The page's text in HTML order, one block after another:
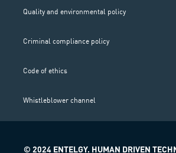
Quality and environmental policy
Criminal compliance policy
Code of ethics
Whistleblower channel
© 2024 ENTELGY. HUMAN DRIVEN